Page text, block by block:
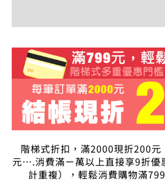
階梯式折扣，滿2000現折200
元….消費滿ㄧ萬以上直接享9折優
計重複），輕鬆消費購物滿